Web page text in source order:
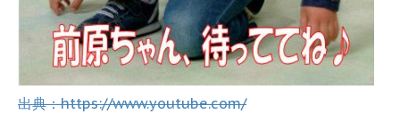
出典：https://www.youtube.com/